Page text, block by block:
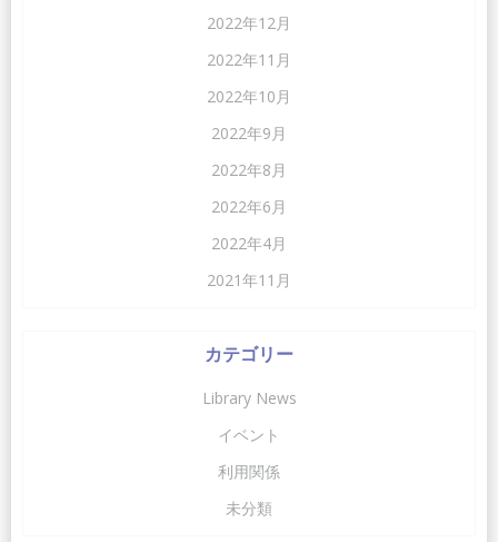
2022年12月
2022年11月
2022年10月
2022年9月
2022年8月
2022年6月
2022年4月
2021年11月
カテゴリー
Library News
イベント
利用関係
未分類